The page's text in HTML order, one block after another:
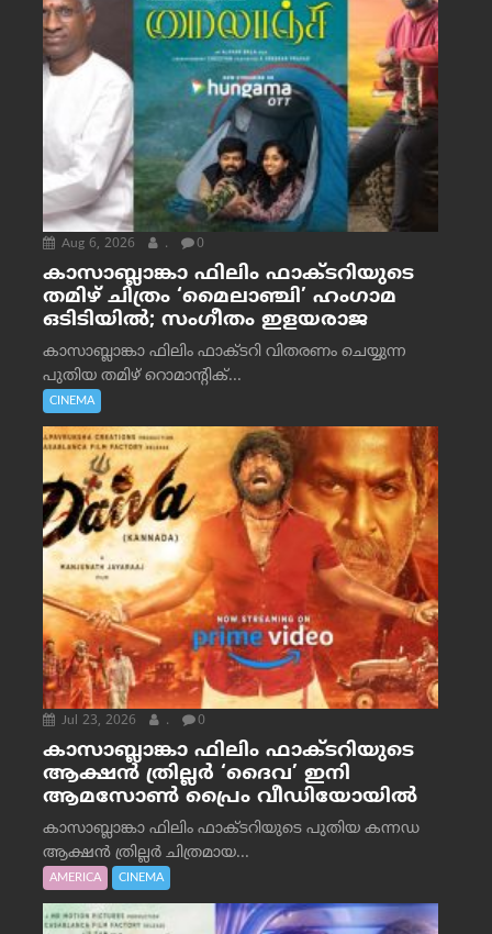
Aug 6, 2026 . 0
കാസാബ്ലാങ്കാ ഫിലിം ഫാക്ടറിയുടെ
തമിഴ് ചിത്രം ‘മൈലാഞ്ചി’ ഹംഗാമ
ഒടിടിയിൽ; സംഗീതം ഇളയരാജ
കാസാബ്ലാങ്കാ ഫിലിം ഫാക്ടറി വിതരണം ചെയ്യുന്ന
പുതിയ തമിഴ് റൊമാന്റിക്...
CINEMA
Jul 23, 2026 . 0
കാസാബ്ലാങ്കാ ഫിലിം ഫാക്ടറിയുടെ
ആക്ഷൻ ത്രില്ലർ ‘ദൈവ’ ഇനി
ആമസോൺ പ്രൈം വീഡിയോയിൽ
കാസാബ്ലാങ്കാ ഫിലിം ഫാക്ടറിയുടെ പുതിയ കന്നഡ
ആക്ഷൻ ത്രില്ലർ ചിത്രമായ...
AMERICA CINEMA